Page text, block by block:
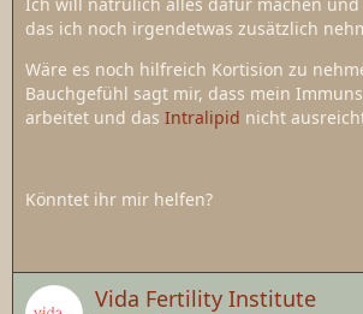
das ich noch irgendetwas zusätzlich
Wäre es noch hilfreich Kortision zu
Bauchgefühl sagt mir, dass mein
arbeitet und das Intralipid nicht
Könntet ihr mir helfen?
Vida Fertility Institute